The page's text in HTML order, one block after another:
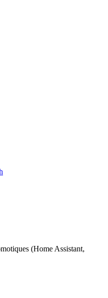
(Home Assistant,